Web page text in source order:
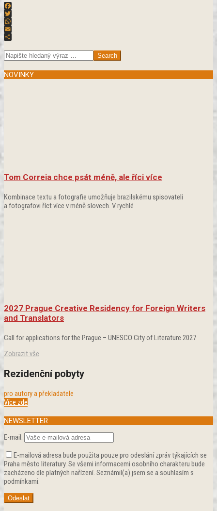
Facebook
Twitter
WhatsApp
Email
01-
11
Search
NOVINKY
Tom Correia chce psát méně, ale říci více
Kombinace textu a fotografie umožňuje brazilskému spisovateli
a fotografovi říct více v méně slovech. V rychlé
2027 Prague Creative Residency for Foreign Writers
and Translators
Call for applications for the Prague – UNESCO City of Literature 2027
Zobrazit vše
Rezidenční pobyty
pro autory a překladatele
Více zde
NEWSLETTER
E-mail:
E-mailová adresa bude použita pouze pro odeslání zpráv týkajících se
Praha město literatury. Se všemi informacemi osobního charakteru bude
zacházeno dle platných nařízení. Seznámil(a) jsem se a souhlasím s
podmínkami.